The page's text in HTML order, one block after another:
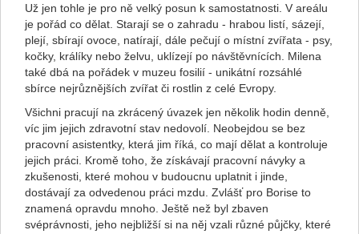
Už jen tohle je pro ně velký posun k samostatnosti. V areálu
je pořád co dělat. Starají se o zahradu - hrabou listí, sázejí,
plejí, sbírají ovoce, natírají, dále pečují o místní zvířata - psy,
kočky, králíky nebo želvu, uklízejí po návštěvnících. Milena
také dbá na pořádek v muzeu fosilií - unikátní rozsáhlé
sbírce nejrůznějších zvířat či rostlin z celé Evropy.
Všichni pracují na zkrácený úvazek jen několik hodin denně,
víc jim jejich zdravotní stav nedovolí. Neobejdou se bez
pracovní asistentky, která jim říká, co mají dělat a kontroluje
jejich práci. Kromě toho, že získávají pracovní návyky a
zkušenosti, které mohou v budoucnu uplatnit i jinde,
dostávají za odvedenou práci mzdu. Zvlášť pro Borise to
znamená opravdu mnoho. Ještě než byl zbaven
svéprávnosti, jeho nejbližší si na něj vzali různé půjčky, které